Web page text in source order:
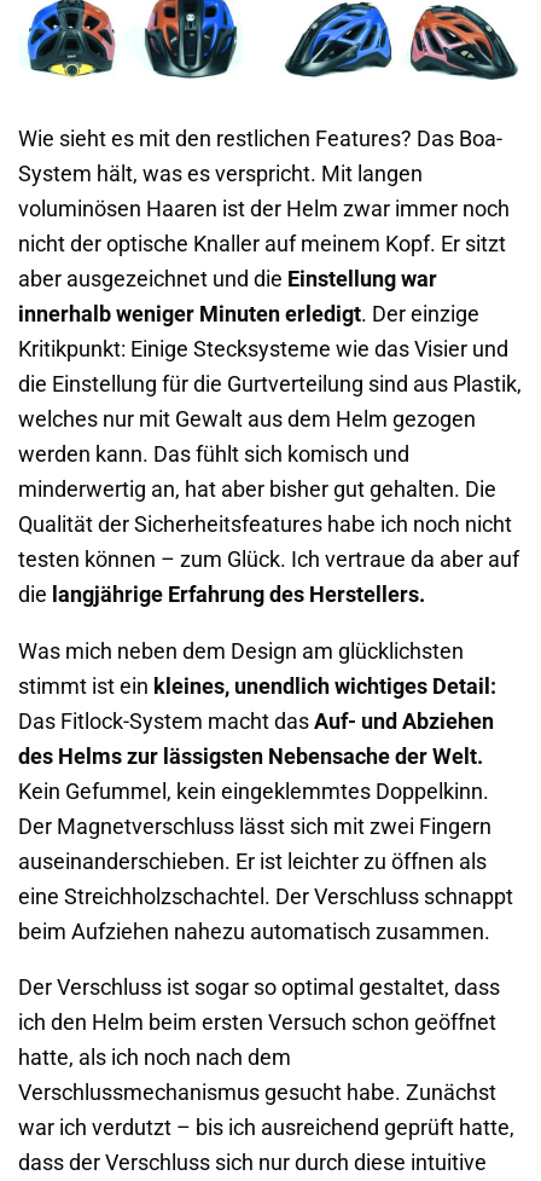
Wie sieht es mit den restlichen Features? Das Boa-
System hält, was es verspricht. Mit langen
voluminösen Haaren ist der Helm zwar immer noch
nicht der optische Knaller auf meinem Kopf. Er sitzt
aber ausgezeichnet und die Einstellung war
innerhalb weniger Minuten erledigt. Der einzige
Kritikpunkt: Einige Stecksysteme wie das Visier und
die Einstellung für die Gurtverteilung sind aus Plastik,
welches nur mit Gewalt aus dem Helm gezogen
werden kann. Das fühlt sich komisch und
minderwertig an, hat aber bisher gut gehalten. Die
Qualität der Sicherheitsfeatures habe ich noch nicht
testen können – zum Glück. Ich vertraue da aber auf
die langjährige Erfahrung des Herstellers.
Was mich neben dem Design am glücklichsten
stimmt ist ein kleines, unendlich wichtiges Detail:
Das Fitlock-System macht das Auf- und Abziehen
des Helms zur lässigsten Nebensache der Welt.
Kein Gefummel, kein eingeklemmtes Doppelkinn.
Der Magnetverschluss lässt sich mit zwei Fingern
auseinanderschieben. Er ist leichter zu öffnen als
eine Streichholzschachtel. Der Verschluss schnappt
beim Aufziehen nahezu automatisch zusammen.
Der Verschluss ist sogar so optimal gestaltet, dass
ich den Helm beim ersten Versuch schon geöffnet
hatte, als ich noch nach dem
Verschlussmechanismus gesucht habe. Zunächst
war ich verdutzt – bis ich ausreichend geprüft hatte,
dass der Verschluss sich nur durch diese intuitive